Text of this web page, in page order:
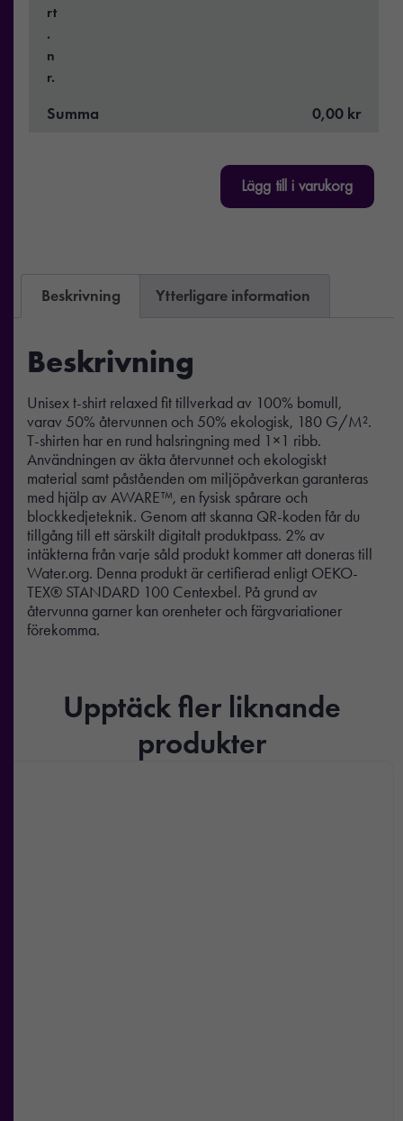
rt
.
n
r.
Summa 0,00 kr
Lägg till i varukorg
Beskrivning Ytterligare information
Beskrivning
Unisex t-shirt relaxed fit tillverkad av 100% bomull,
varav 50% återvunnen och 50% ekologisk, 180 G/M².
T-shirten har en rund halsringning med 1×1 ribb.
Användningen av äkta återvunnet och ekologiskt
material samt påståenden om miljöpåverkan garanteras
med hjälp av AWARE™, en fysisk spårare och
blockkedjeteknik. Genom att skanna QR-koden får du
tillgång till ett särskilt digitalt produktpass. 2% av
intäkterna från varje såld produkt kommer att doneras till
Water.org. Denna produkt är certifierad enligt OEKO-
TEX® STANDARD 100 Centexbel. På grund av
återvunna garner kan orenheter och färgvariationer
förekomma.
Upptäck fler liknande
produkter